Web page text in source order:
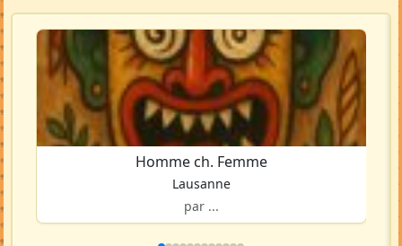
Homme ch. Femme
Lausanne
par ...